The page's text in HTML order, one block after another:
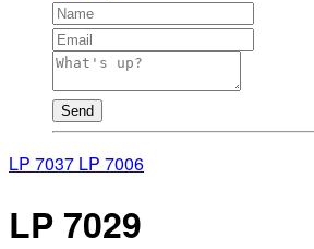
Send
LP 7037 LP 7006
LP 7029